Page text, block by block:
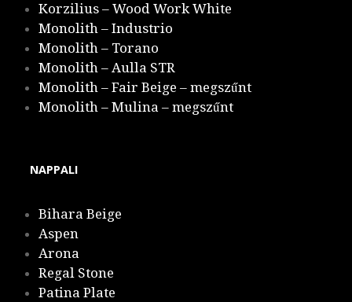
Korzilius – Wood Work White
Monolith – Industrio
Monolith – Torano
Monolith – Aulla STR
Monolith – Fair Beige – megszűnt
Monolith – Mulina – megszűnt
NAPPALI
Bihara Beige
Aspen
Arona
Regal Stone
Patina Plate